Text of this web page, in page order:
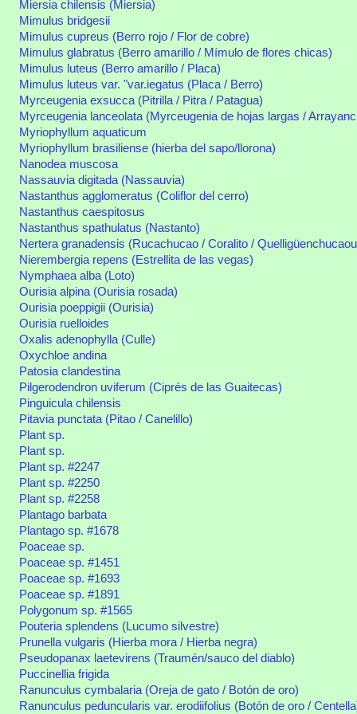
Miersia chilensis (Miersia)
Mimulus bridgesii
Mimulus cupreus (Berro rojo / Flor de cobre)
Mimulus glabratus (Berro amarillo / Mímulo de flores chicas)
Mimulus luteus (Berro amarillo / Placa)
Mimulus luteus var. "var.iegatus (Placa / Berro)
Myrceugenia exsucca (Pitrilla / Pitra / Patagua)
Myrceugenia lanceolata (Myrceugenia de hojas largas /
Myriophyllum aquaticum
Myriophyllum brasiliense (hierba del sapo/llorona)
Nanodea muscosa
Nassauvia digitada (Nassauvia)
Nastanthus agglomeratus (Coliflor del cerro)
Nastanthus caespitosus
Nastanthus spathulatus (Nastanto)
Nertera granadensis (Rucachucao / Coralito /
Nierembergia repens (Estrellita de las vegas)
Nymphaea alba (Loto)
Ourisia alpina (Ourisia rosada)
Ourisia poeppigii (Ourisia)
Ourisia ruelloides
Oxalis adenophylla (Culle)
Oxychloe andina
Patosia clandestina
Pilgerodendron uviferum (Ciprés de las Guaitecas)
Pinguicula chilensis
Pitavia punctata (Pitao / Canelillo)
Plant sp.
Plant sp.
Plant sp. #2247
Plant sp. #2250
Plant sp. #2258
Plantago barbata
Plantago sp. #1678
Poaceae sp.
Poaceae sp. #1451
Poaceae sp. #1693
Poaceae sp. #1891
Polygonum sp. #1565
Pouteria splendens (Lucumo silvestre)
Prunella vulgaris (Hierba mora / Hierba negra)
Pseudopanax laetevirens (Traumén/sauco del diablo)
Puccinellia frigida
Ranunculus cymbalaria (Oreja de gato / Botón de oro)
Ranunculus peduncularis var. erodiifolius (Botón de oro /